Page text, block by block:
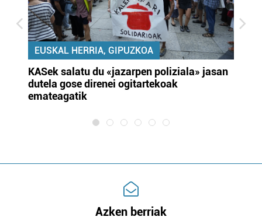
EUSKAL HERRIA, GIPUZKOA
KASek salatu du «jazarpen poliziala» jasan
dutela gose direnei ogitartekoak
emateagatik
Azken berriak